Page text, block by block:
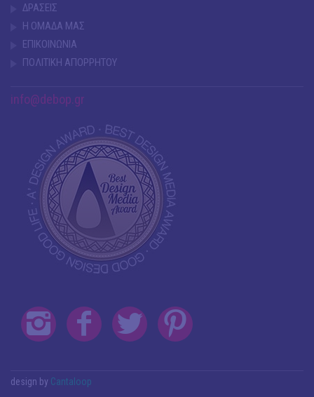
ΔΡΑΣΕΙΣ
Η ΟΜΑΔΑ ΜΑΣ
ΕΠΙΚΟΙΝΩΝΙΑ
ΠΟΛΙΤΙΚΗ ΑΠΟΡΡΗΤΟΥ
info@debop.gr
design by Cantaloop